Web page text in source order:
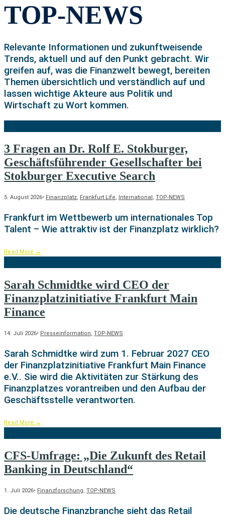
TOP-NEWS
Relevante Informationen und zukunftweisende
Trends, aktuell und auf den Punkt gebracht. Wir
greifen auf, was die Finanzwelt bewegt, bereiten
Themen übersichtlich und verständlich auf und
lassen wichtige Akteure aus Politik und
Wirtschaft zu Wort kommen.
3 Fragen an Dr. Rolf E. Stokburger,
Geschäftsführender Gesellschafter bei
Stokburger Executive Search
5. August 2026• Finanzplatz, Frankfurt Life, International , TOP-NEWS
Frankfurt im Wettbewerb um internationales Top
Talent – Wie attraktiv ist der Finanzplatz wirklich?
Read More →
Sarah Schmidtke wird CEO der
Finanzplatzinitiative Frankfurt Main
Finance
14. Juli 2026• Presseinformation, TOP-NEWS
Sarah Schmidtke wird zum 1. Februar 2027 CEO
der Finanzplatzinitiative Frankfurt Main Finance
e.V.. Sie wird die Aktivitäten zur Stärkung des
Finanzplatzes vorantreiben und den Aufbau der
Geschäftsstelle verantworten.
Read More →
CFS-Umfrage: „Die Zukunft des Retail
Banking in Deutschland“
1. Juli 2026• Finanzforschung, TOP-NEWS
Die deutsche Finanzbranche sieht das Retail